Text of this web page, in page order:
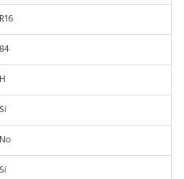
R16
84
H
Sí
No
Sí